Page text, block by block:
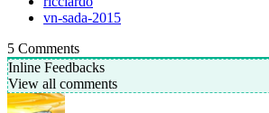
vn-sada-2015
5 Comments
Inline Feedbacks
View all comments